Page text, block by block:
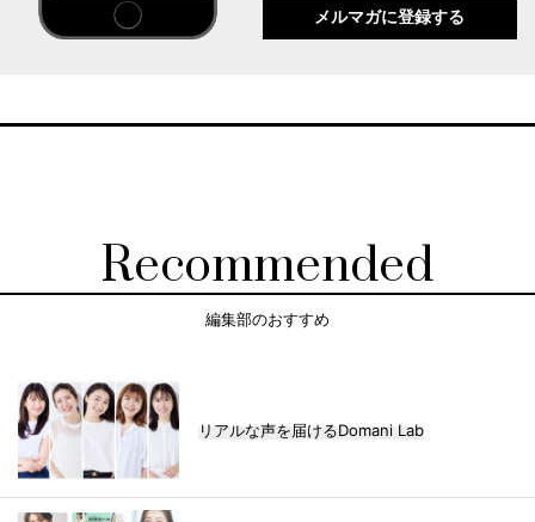
メルマガに登録する
Recommended
編集部のおすすめ
リアルな声を届けるDomani Lab